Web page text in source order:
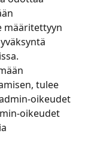
määritettyyn
tulee
oikeudet
oikeudet